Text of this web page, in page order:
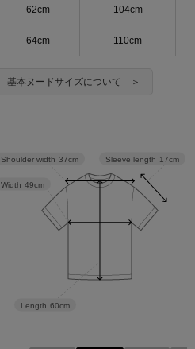
62cm 104cm
64cm 110cm
基本ヌードサイズについて ＞
Sleeve length 17cm
Length 60cm
Width 49cm
Shoulder width 37cm